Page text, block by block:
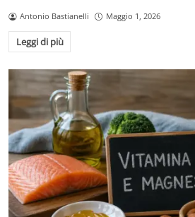
Antonio Bastianelli Maggio 1, 2026
Leggi di più